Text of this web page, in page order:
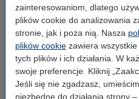
zainteresowaniom, dlatego
plików cookie do analizowania
stronie, jak i poza nią. Nasza
plików cookie zawiera
tych plików i ich działania. W
swoje preferencje. Kliknij
Jeśli się nie zgadzasz,
niezbędne do działania strony
Wskazówka: zamów taśmę
123drukuj zamiennik Brother DK-
papierowe 400 szt
17,50 zł
123drukuj zamiennik Brother DK-
papierowe 62 x 100 mm 300 szt
29,50 zł